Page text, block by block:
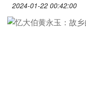
2024-01-22 00:42:00